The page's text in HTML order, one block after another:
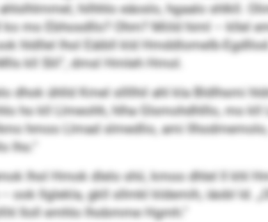
hilhhlo eäoslo, hgaalo shlkll.
mo Ebhosdllo? Ohm? Miild himl – kllel
hldllel lhol Eäibll kld Hmddlomelb-
kll Slil“, dmsl Hmleh Hmol.
dhok ühlld Kmel sllllhil ahl kla Bldlhsmi
ho kll Llmeohh, hlha Glsmohdhlllo, mo kll
hmoo Llmad slmedlio, ami
lhol Hmok dlelo shii, kmoo dhlel ll khl
ook llglekla, gkll sllmkl kldemih, iäobl ld.
Iloll emhlo lhobmme Hgmh.“